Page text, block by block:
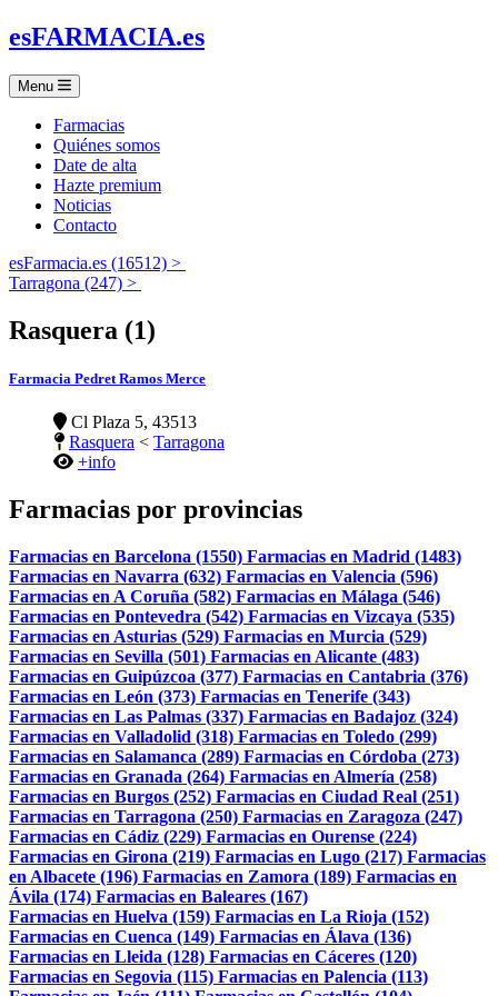
esFARMACIA.es
Menu
Farmacias
Quiénes somos
Date de alta
Hazte premium
Noticias
Contacto
esFarmacia.es (16512) >
Tarragona (247) >
Rasquera (1)
Farmacia Pedret Ramos Merce
Cl Plaza 5, 43513
Rasquera < Tarragona
+info
Farmacias por provincias
Farmacias en Barcelona (1550) Farmacias en Madrid (1483)
Farmacias en Navarra (632) Farmacias en Valencia (596)
Farmacias en A Coruña (582) Farmacias en Málaga (546)
Farmacias en Pontevedra (542) Farmacias en Vizcaya (535)
Farmacias en Asturias (529) Farmacias en Murcia (529)
Farmacias en Sevilla (501) Farmacias en Alicante (483)
Farmacias en Guipúzcoa (377) Farmacias en Cantabria (376)
Farmacias en León (373) Farmacias en Tenerife (343)
Farmacias en Las Palmas (337) Farmacias en Badajoz (324)
Farmacias en Valladolid (318) Farmacias en Toledo (299)
Farmacias en Salamanca (289) Farmacias en Córdoba (273)
Farmacias en Granada (264) Farmacias en Almería (258)
Farmacias en Burgos (252) Farmacias en Ciudad Real (251)
Farmacias en Tarragona (250) Farmacias en Zaragoza (247)
Farmacias en Cádiz (229) Farmacias en Ourense (224)
Farmacias en Girona (219) Farmacias en Lugo (217) Farmacias
en Albacete (196) Farmacias en Zamora (189) Farmacias en
Ávila (174) Farmacias en Baleares (167)
Farmacias en Huelva (159) Farmacias en La Rioja (152)
Farmacias en Cuenca (149) Farmacias en Álava (136)
Farmacias en Lleida (128) Farmacias en Cáceres (120)
Farmacias en Segovia (115) Farmacias en Palencia (113)